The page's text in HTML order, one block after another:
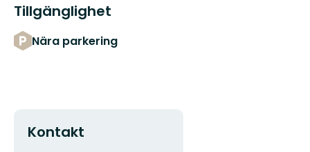
Tillgänglighet
Nära parkering
Kontakt